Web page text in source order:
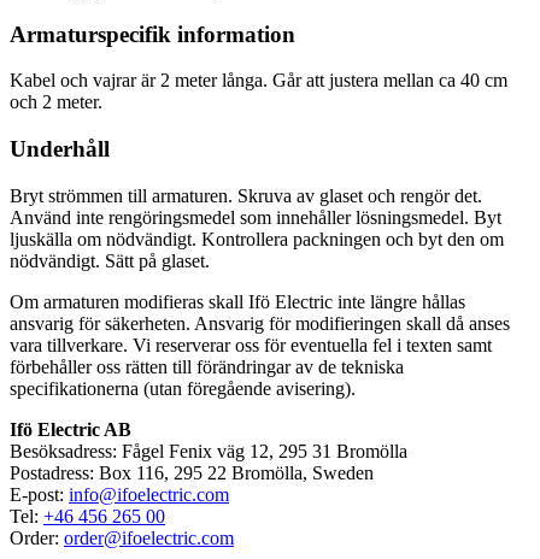
Armaturspecifik information
Kabel och vajrar är 2 meter långa. Går att justera mellan ca 40 cm
och 2 meter.
Underhåll
Bryt strömmen till armaturen. Skruva av glaset och rengör det.
Använd inte rengöringsmedel som innehåller lösningsmedel. Byt
ljuskälla om nödvändigt. Kontrollera packningen och byt den om
nödvändigt. Sätt på glaset.
Om armaturen modifieras skall Ifö Electric inte längre hållas
ansvarig för säkerheten. Ansvarig för modifieringen skall då anses
vara tillverkare. Vi reserverar oss för eventuella fel i texten samt
förbehåller oss rätten till förändringar av de tekniska
specifikationerna (utan föregående avisering).
Ifö Electric AB
Besöksadress: Fågel Fenix väg 12, 295 31 Bromölla
Postadress: Box 116, 295 22 Bromölla, Sweden
E-post: info@ifoelectric.com
Tel: +46 456 265 00
Order: order@ifoelectric.com